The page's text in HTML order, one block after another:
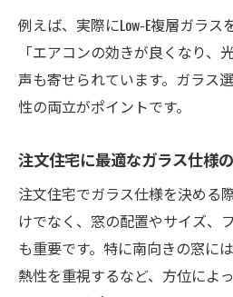
用法
注文住宅で選ぶべき
ス
例えば、実際にLow-E複層ガラ
「エアコンの効きが良くなり、
声も寄せられています。ガラス
性の両立がポイントです。
注文住宅に最適なガラス仕様
注文住宅でガラス仕様を決める
けでなく、窓の配置やサイズ、
も重要です。特に南向きの窓に
熱性を重視するなど、方位によ